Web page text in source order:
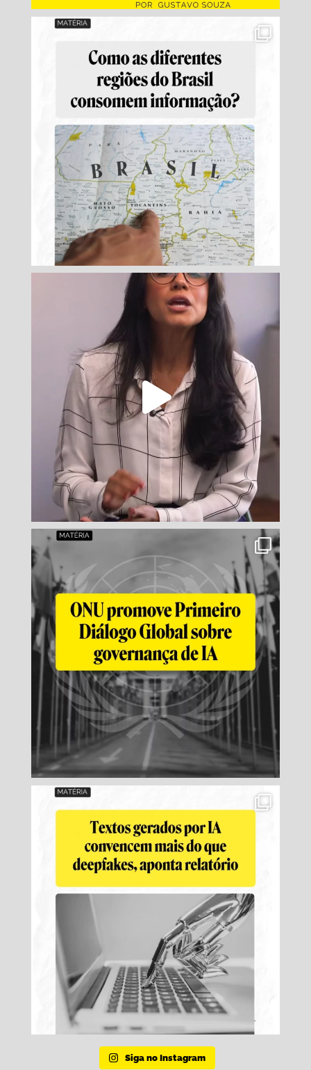
Siga no Instagram